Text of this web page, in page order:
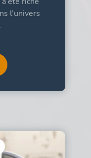
l’univers